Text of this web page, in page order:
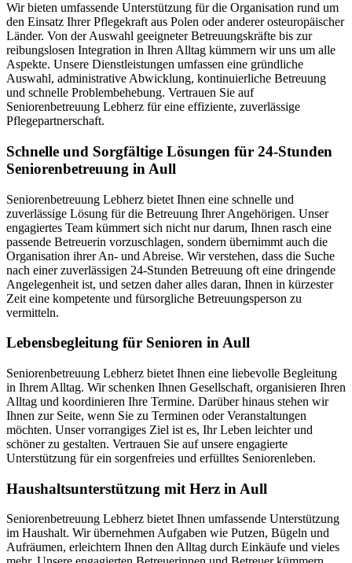
Wir bieten umfassende Unterstützung für die Organisation rund um
den Einsatz Ihrer Pflegekraft aus Polen oder anderer osteuropäischer
Länder. Von der Auswahl geeigneter Betreuungskräfte bis zur
reibungslosen Integration in Ihren Alltag kümmern wir uns um alle
Aspekte. Unsere Dienstleistungen umfassen eine gründliche
Auswahl, administrative Abwicklung, kontinuierliche Betreuung
und schnelle Problembehebung. Vertrauen Sie auf
Seniorenbetreuung Lebherz für eine effiziente, zuverlässige
Pflegepartnerschaft.
Schnelle und Sorgfältige Lösungen für 24-Stunden
Seniorenbetreuung in Aull
Seniorenbetreuung Lebherz bietet Ihnen eine schnelle und
zuverlässige Lösung für die Betreuung Ihrer Angehörigen. Unser
engagiertes Team kümmert sich nicht nur darum, Ihnen rasch eine
passende Betreuerin vorzuschlagen, sondern übernimmt auch die
Organisation ihrer An- und Abreise. Wir verstehen, dass die Suche
nach einer zuverlässigen 24-Stunden Betreuung oft eine dringende
Angelegenheit ist, und setzen daher alles daran, Ihnen in kürzester
Zeit eine kompetente und fürsorgliche Betreuungsperson zu
vermitteln.
Lebensbegleitung für Senioren in Aull
Seniorenbetreuung Lebherz bietet Ihnen eine liebevolle Begleitung
in Ihrem Alltag. Wir schenken Ihnen Gesellschaft, organisieren Ihren
Alltag und koordinieren Ihre Termine. Darüber hinaus stehen wir
Ihnen zur Seite, wenn Sie zu Terminen oder Veranstaltungen
möchten. Unser vorrangiges Ziel ist es, Ihr Leben leichter und
schöner zu gestalten. Vertrauen Sie auf unsere engagierte
Unterstützung für ein sorgenfreies und erfülltes Seniorenleben.
Haushalts­unterstützung mit Herz in Aull
Seniorenbetreuung Lebherz bietet Ihnen umfassende Unterstützung
im Haushalt. Wir übernehmen Aufgaben wie Putzen, Bügeln und
Aufräumen, erleichtern Ihnen den Alltag durch Einkäufe und vieles